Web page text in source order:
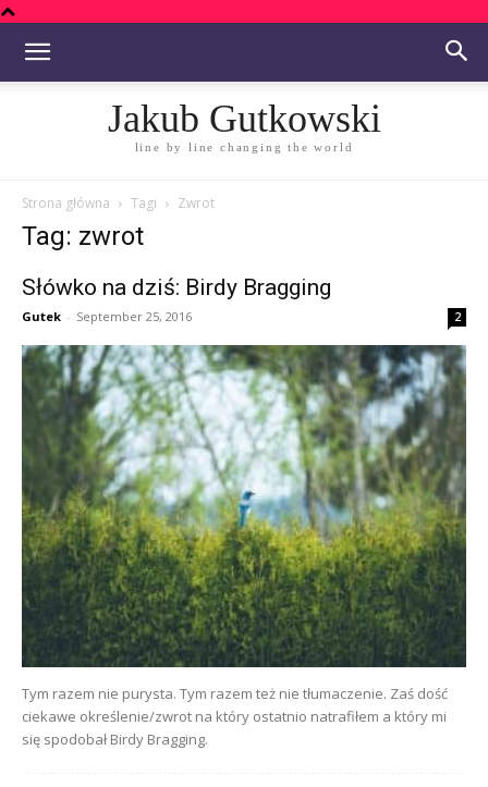
Jakub Gutkowski
line by line changing the world
Strona główna Tagi Zwrot
Tag: zwrot
Słówko na dziś: Birdy Bragging
Gutek - September 25, 2016 2
Tym razem nie purysta. Tym razem też nie tłumaczenie. Zaś dość
ciekawe określenie/zwrot na który ostatnio natrafiłem a który mi
się spodobał Birdy Bragging.